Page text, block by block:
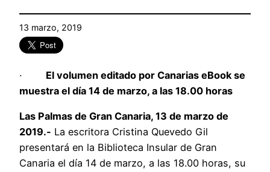
13 marzo, 2019
· El volumen editado por Canarias eBook se
muestra el día 14 de marzo, a las 18.00 horas
Las Palmas de Gran Canaria, 13 de marzo de
2019.- La escritora Cristina Quevedo Gil
presentará en la Biblioteca Insular de Gran
Canaria el día 14 de marzo, a las 18.00 horas, su